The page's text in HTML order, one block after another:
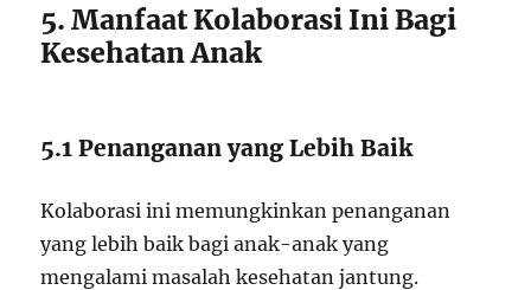
5. Manfaat Kolaborasi Ini Bagi
Kesehatan Anak
5.1 Penanganan yang Lebih Baik
Kolaborasi ini memungkinkan penanganan
yang lebih baik bagi anak-anak yang
mengalami masalah kesehatan jantung.